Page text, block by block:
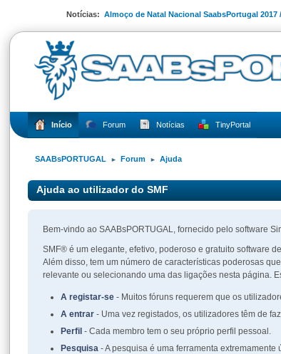
Notícias: Almoço de Natal Nacional SaabsPortugal
Início Forum Notícias TinyPortal
SAABsPORTUGAL ► Forum ► Ajuda
Ajuda ao utilizador do SMF
Bem-vindo ao SAABsPORTUGAL, fornecido pelo software
SMF® é um elegante, efetivo, poderoso e gratuito software
Além disso, tem um número de características poderosas
relevante ou selecionando uma das ligações nesta página.
A registar-se - Muitos fóruns requerem que os
A entrar - Uma vez registados, os utilizadores têm de
Perfil - Cada membro tem o seu próprio perfil pessoal.
Pesquisa - A pesquisa é uma ferramenta